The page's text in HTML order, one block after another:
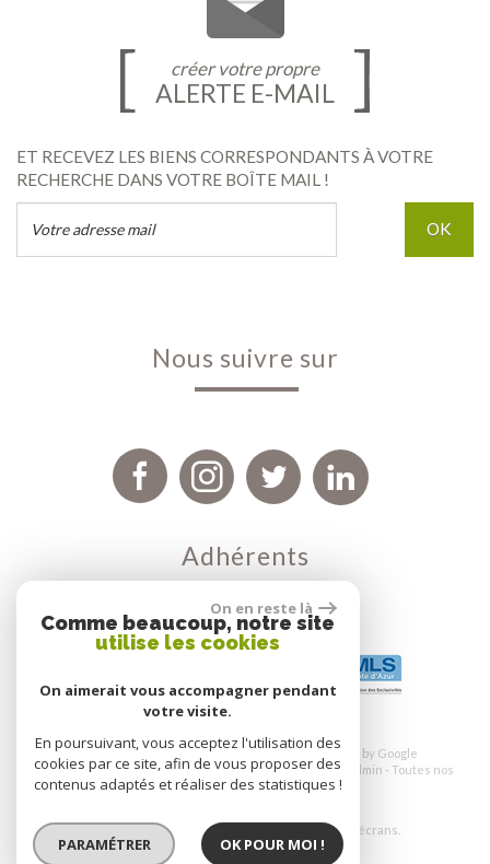
créer votre propre
ALERTE E-MAIL
ET RECEVEZ LES BIENS CORRESPONDANTS À VOTRE
RECHERCHE DANS VOTRE BOÎTE MAIL !
OK
nous suivre sur
adhérents
© 2026 | Tous droits réservés | Traduction powered by Google
Plan du site- Mentions légales Nos honoraires-Liens- Admin - Toutes nos
annonces-Politique RGPD
un seul site adaptable à tous les types d'écrans.
On en reste là
Comme beaucoup, notre site
utilise les cookies
On aimerait vous accompagner pendant
votre visite.
En poursuivant, vous acceptez l'utilisation des
cookies par ce site, afin de vous proposer des
contenus adaptés et réaliser des statistiques !
PARAMÉTRER OK POUR MOI !